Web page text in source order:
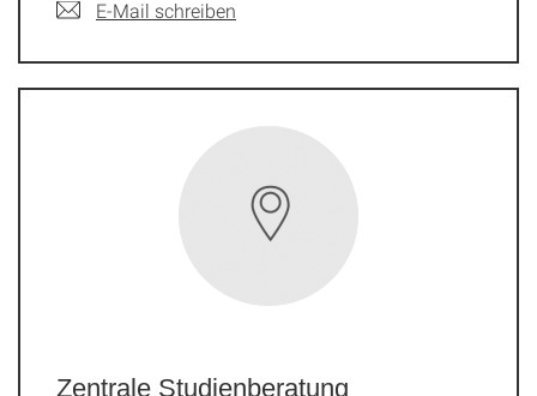
E-Mail schreiben
Zentrale Studienberatung